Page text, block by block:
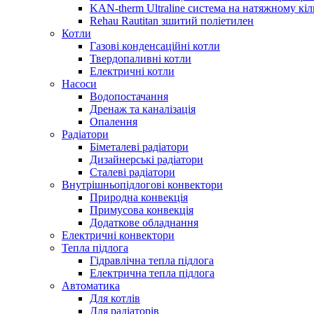
KAN-therm Ultraline система на натяжному
Rehau Rautitan зшитий поліетилен
Котли
Газові конденсаційні котли
Твердопаливні котли
Електричні котли
Насоси
Водопостачання
Дренаж та каналізація
Опалення
Радіатори
Біметалеві радіатори
Дизайнерські радіатори
Сталеві радіатори
Внутрішньопідлогові конвектори
Природна конвекція
Примусова конвекція
Додаткове обладнання
Електричні конвектори
Тепла підлога
Гідравлічна тепла підлога
Електрична тепла підлога
Автоматика
Для котлів
Для радіаторів